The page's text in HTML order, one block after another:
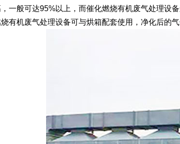
一般可达95%以上，而催化燃烧有机废气处理设
有机废气处理设备可与烘箱配套使用，净化后的